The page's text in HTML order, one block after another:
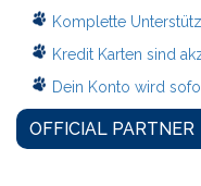
Komplette
Kredit Karten sind
Dein Konto wird
OFFICIAL PARTNER